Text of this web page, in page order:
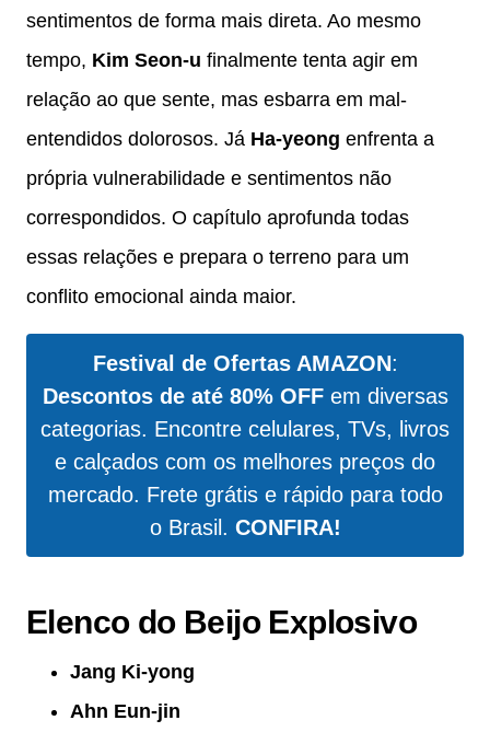
sentimentos de forma mais direta. Ao mesmo
tempo, Kim Seon-u finalmente tenta agir em
relação ao que sente, mas esbarra em mal-
entendidos dolorosos. Já Ha-yeong enfrenta a
própria vulnerabilidade e sentimentos não
correspondidos. O capítulo aprofunda todas
essas relações e prepara o terreno para um
conflito emocional ainda maior.
Festival de Ofertas AMAZON:
Descontos de até 80% OFFem diversas
categorias. Encontre celulares, TVs, livros
e calçados com os melhores preços do
mercado. Frete grátis e rápido para todo
o Brasil. CONFIRA!
Elenco do Beijo Explosivo
Jang Ki-yong
Ahn Eun-jin